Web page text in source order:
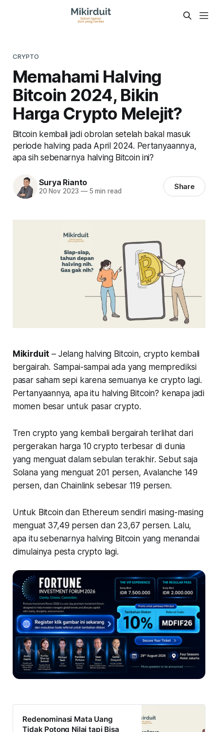
CRYPTO
Memahami Halving
Bitcoin 2024, Bikin
Harga Crypto Melejit?
Bitcoin kembali jadi obrolan setelah bakal masuk
periode halving pada April 2024. Pertanyaannya,
apa sih sebenarnya halving Bitcoin ini?
Surya Rianto
20 Nov 2023 —5 min read Share
Mikirduit – Jelang halving Bitcoin, crypto kembali
bergairah. Sampai-sampai ada yang memprediksi
pasar saham sepi karena semuanya ke crypto lagi.
Pertanyaannya, apa itu halving Bitcoin? kenapa jadi
momen besar untuk pasar crypto.
Tren crypto yang kembali bergairah terlihat dari
pergerakan harga 10 crypto terbesar di dunia
yang menguat dalam sebulan terakhir. Sebut saja
Solana yang menguat 201 persen, Avalanche 149
persen, dan Chainlink sebesar 119 persen.
Untuk Bitcoin dan Ethereum sendiri masing-masing
menguat 37,49 persen dan 23,67 persen. Lalu,
apa itu sebenarnya halving Bitcoin yang menandai
dimulainya pesta crypto lagi.
Redenominasi Mata Uang
Tidak Potong Nilai tapi Bisa